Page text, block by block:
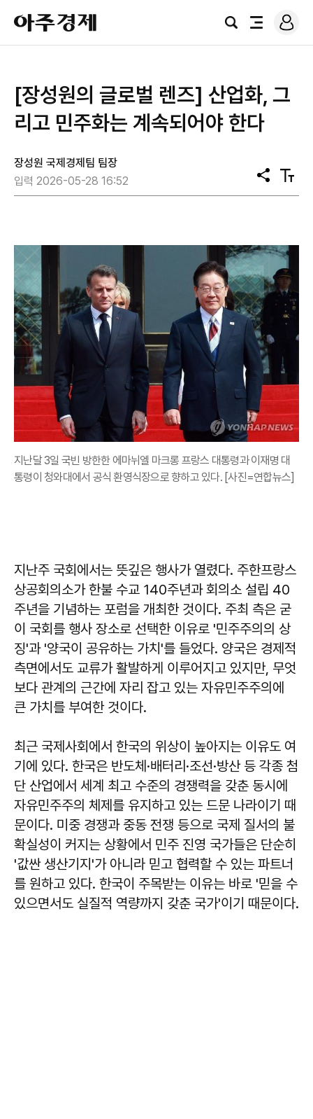
아
주
경
검
전
로
그
[장성원의 글로벌 렌즈] 산업화, 그
리고 민주화는 계속되어야 한다
장성원 국제경제팀 팀장
입력 2026-05-28 16:52
공
유
텍
스
지난달 3일 국빈 방한한 에마뉘엘 마크롱 프랑스 대통령과 이재명 대
통령이 청와대에서 공식 환영식장으로 향하고 있다. [사진=연합뉴스]
지난주 국회에서는 뜻깊은 행사가 열렸다. 주한프랑스
상공회의소가 한불 수교 140주년과 회의소 설립 40
주년을 기념하는 포럼을 개최한 것이다. 주최 측은 굳
이 국회를 행사 장소로 선택한 이유로 '민주주의의 상
징'과 '양국이 공유하는 가치'를 들었다. 양국은 경제적
측면에서도 교류가 활발하게 이루어지고 있지만, 무엇
보다 관계의 근간에 자리 잡고 있는 자유민주주의에
큰 가치를 부여한 것이다.
최근 국제사회에서 한국의 위상이 높아지는 이유도 여
기에 있다. 한국은 반도체·배터리·조선·방산 등 각종 첨
단 산업에서 세계 최고 수준의 경쟁력을 갖춘 동시에
자유민주주의 체제를 유지하고 있는 드문 나라이기 때
문이다. 미중 경쟁과 중동 전쟁 등으로 국제 질서의 불
확실성이 커지는 상황에서 민주 진영 국가들은 단순히
'값싼 생산기지'가 아니라 믿고 협력할 수 있는 파트너
를 원하고 있다. 한국이 주목받는 이유는 바로 '믿을 수
있으면서도 실질적 역량까지 갖춘 국가'이기 때문이다.